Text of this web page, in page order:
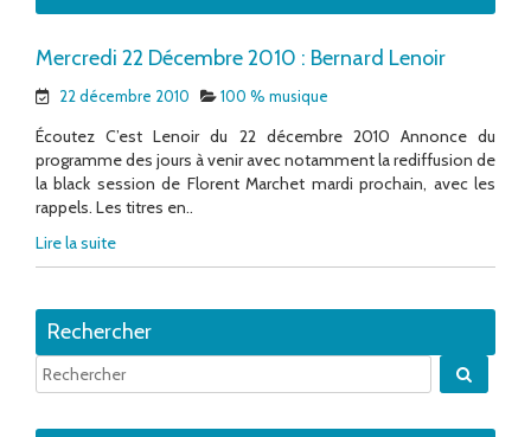
Mercredi 22 Décembre 2010 : Bernard Lenoir
22 décembre 2010 100 % musique
Écoutez C’est Lenoir du 22 décembre 2010 Annonce du
programme des jours à venir avec notamment la rediffusion de
la black session de Florent Marchet mardi prochain, avec les
rappels. Les titres en..
Lire la suite
Rechercher